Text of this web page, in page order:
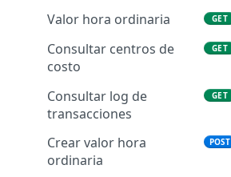
Valor hora ordinaria GET
Consultar centros de
costo
GET
Consultar log de
transacciones
GET
Crear valor hora
ordinaria
POST